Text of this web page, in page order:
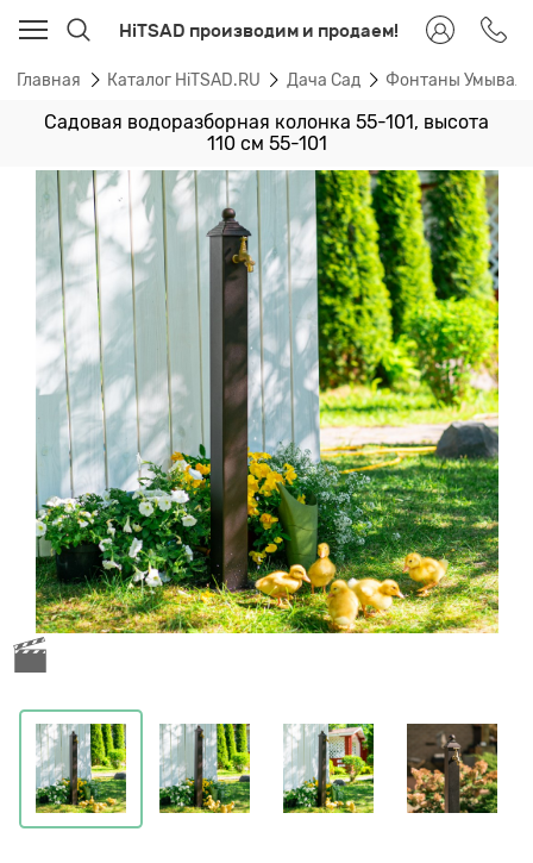
HiTSAD производим и продаем!
Главная Каталог HiTSAD.RU Дача Сад Фонтаны
Садовая водоразборная колонка 55-101, высота
110 см 55-101